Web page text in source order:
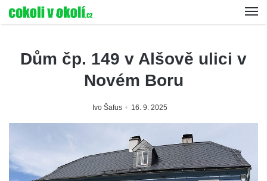
Dům čp. 149 v Alšově ulici v
Novém Boru
Ivo Šafus 16. 9. 2025